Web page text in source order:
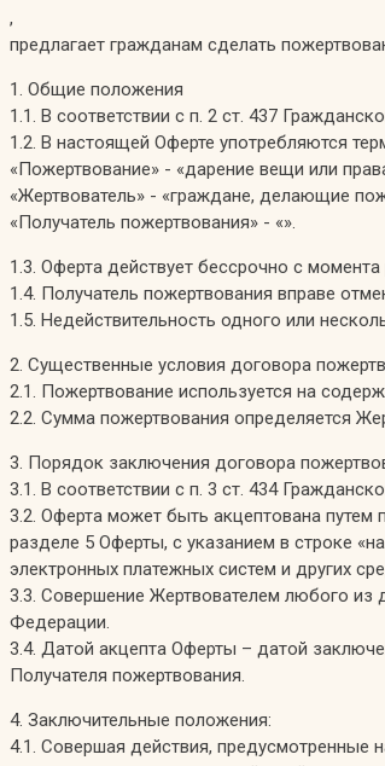
,
предлагает гражданам сделать
1. Общие положения
1.1. В соответствии с п. 2 ст. 437
1.2. В настоящей Оферте употребляются
«Пожертвование» - «дарение вещи или
«Жертвователь» - «граждане, делающие
«Получатель пожертвования» - «».
1.3. Оферта действует бессрочно с
1.4. Получатель пожертвования вправе
1.5. Недействительность одного или
2. Существенные условия договора
2.1. Пожертвование используется на
2.2. Сумма пожертвования определяется
3. Порядок заключения договора
3.1. В соответствии с п. 3 ст. 434
3.2. Оферта может быть акцептована путем
разделе 5 Оферты, с указанием в строке
электронных платежных систем и других
3.3. Совершение Жертвователем любого из
Федерации.
3.4. Датой акцепта Оферты – датой
Получателя пожертвования.
4. Заключительные положения:
4.1. Совершая действия, предусмотренные